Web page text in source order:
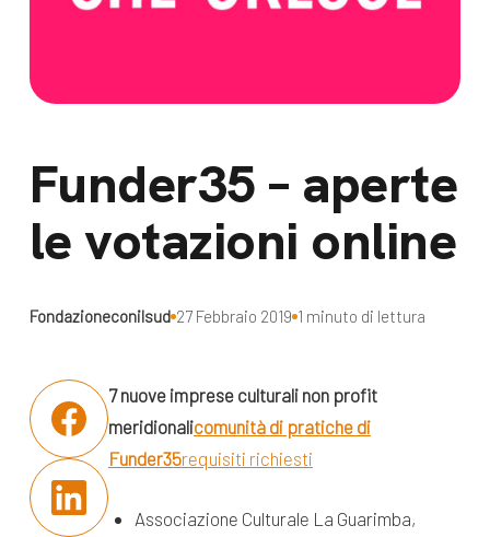
Funder35 – aperte
le votazioni online
Fondazioneconilsud 27 Febbraio 2019 1 minuto di lettura
7 nuove imprese culturali non profit
meridionalicomunità di pratiche di
Funder35requisiti richiesti
Associazione Culturale La Guarimba,
News e
appuntamenti
News
dal Sud
Libri e
Docufilm
Videomagazine
Seguici sui social: